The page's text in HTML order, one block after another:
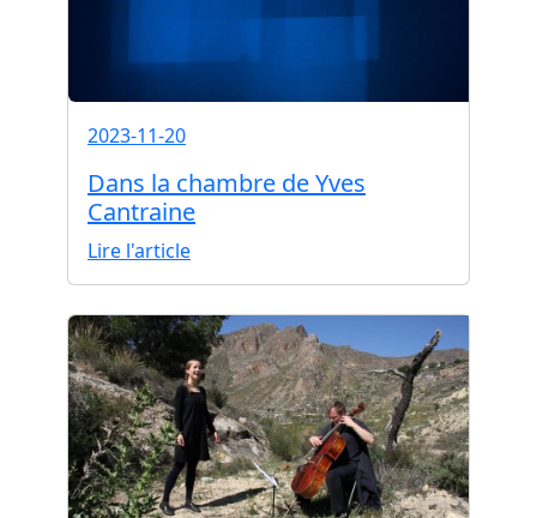
2023-11-20
Dans la chambre de Yves
Cantraine
Lire l'article